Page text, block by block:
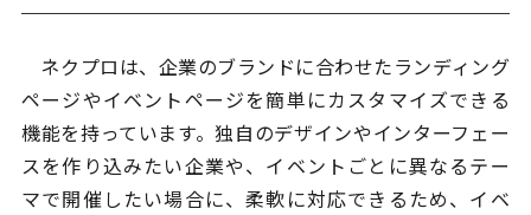
ネクプロは、企業のブランドに合わせたランディング
ページやイベントページを簡単にカスタマイズできる
機能を持っています。独自のデザインやインターフェー
スを作り込みたい企業や、イベントごとに異なるテー
マで開催したい場合に、柔軟に対応できるため、イベ